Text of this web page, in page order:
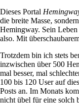
Dieses Portal
die breite Masse,
Hemingway. Sein
also. Mit
Trotzdem bin ich stets
inzwischen über 500
mal besser, mal
100 bis 120 User auf
Posts an. Im Monats
nicht übel für eine solch